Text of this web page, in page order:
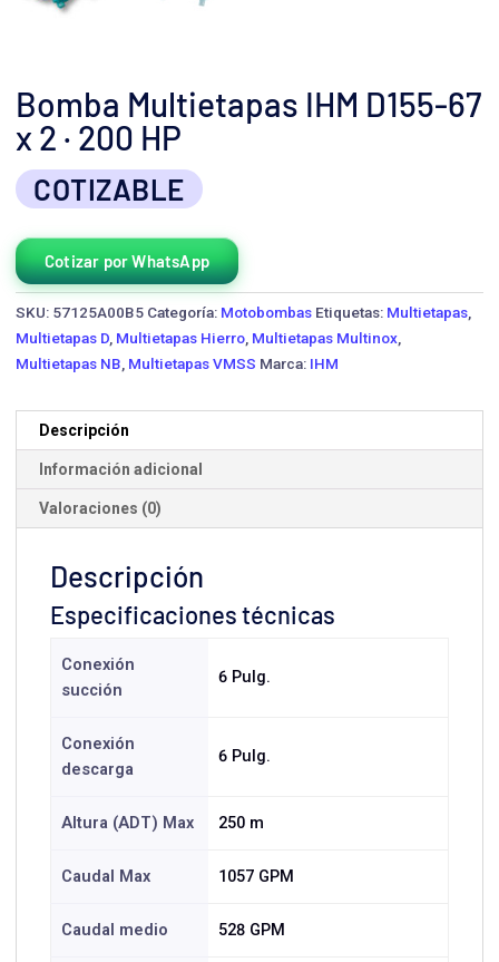
Bomba Multietapas IHM D155-67
x 2 · 200 HP
COTIZABLE
Cotizar por WhatsApp
SKU: 57125A00B5 Categoría: Motobombas Etiquetas: Multietapas
Multietapas D Multietapas Hierro Multietapas Multinox
Multietapas NB Multietapas VMSS Marca: IHM
Descripción
Información adicional
Valoraciones (0)
Descripción
Especificaciones técnicas
Conexión
succión
6 Pulg.
Conexión
descarga
6 Pulg.
Altura (ADT) Max 250 m
Caudal Max 1057 GPM
Caudal medio 528 GPM